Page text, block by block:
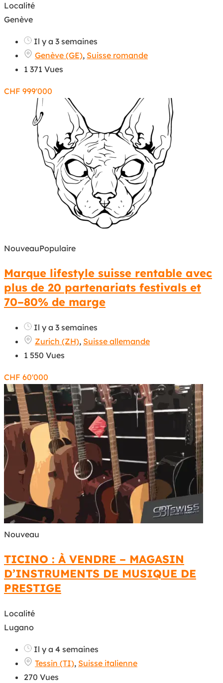
Localité
Genève
Il y a 3 semaines
Genève (GE), Suisse romande
1 371 Vues
CHF 999'000
NouveauPopulaire
Marque lifestyle suisse rentable avec
plus de 20 partenariats festivals et
70–80% de marge
Il y a 3 semaines
Zurich (ZH), Suisse allemande
1 550 Vues
CHF 60'000
Nouveau
TICINO : À VENDRE – MAGASIN
D’INSTRUMENTS DE MUSIQUE DE
PRESTIGE
Localité
Lugano
Il y a 4 semaines
Tessin (TI), Suisse italienne
270 Vues